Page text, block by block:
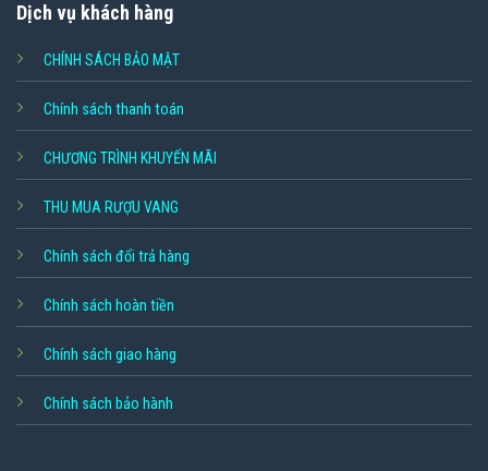
Dịch vụ khách hàng
CHÍNH SÁCH BẢO MẬT
Chính sách thanh toán
CHƯƠNG TRÌNH KHUYẾN MÃI
THU MUA RƯỢU VANG
Chính sách đổi trả hàng
Chính sách hoàn tiền
Chính sách giao hàng
Chính sách bảo hành